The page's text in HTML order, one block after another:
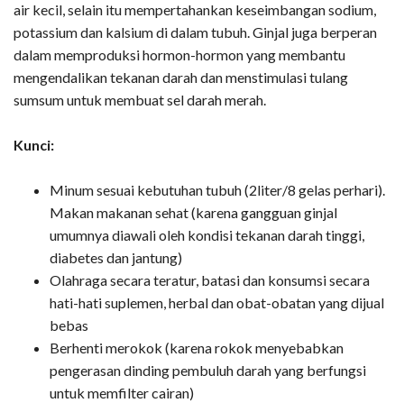
air kecil, selain itu mempertahankan keseimbangan sodium,
potassium dan kalsium di dalam tubuh. Ginjal juga berperan
dalam memproduksi hormon-hormon yang membantu
mengendalikan tekanan darah dan menstimulasi tulang
sumsum untuk membuat sel darah merah.
Kunci:
Minum sesuai kebutuhan tubuh (2liter/8 gelas perhari).
Makan makanan sehat (karena gangguan ginjal
umumnya diawali oleh kondisi tekanan darah tinggi,
diabetes dan jantung)
Olahraga secara teratur, batasi dan konsumsi secara
hati-hati suplemen, herbal dan obat-obatan yang dijual
bebas
Berhenti merokok (karena rokok menyebabkan
pengerasan dinding pembuluh darah yang berfungsi
untuk memfilter cairan)